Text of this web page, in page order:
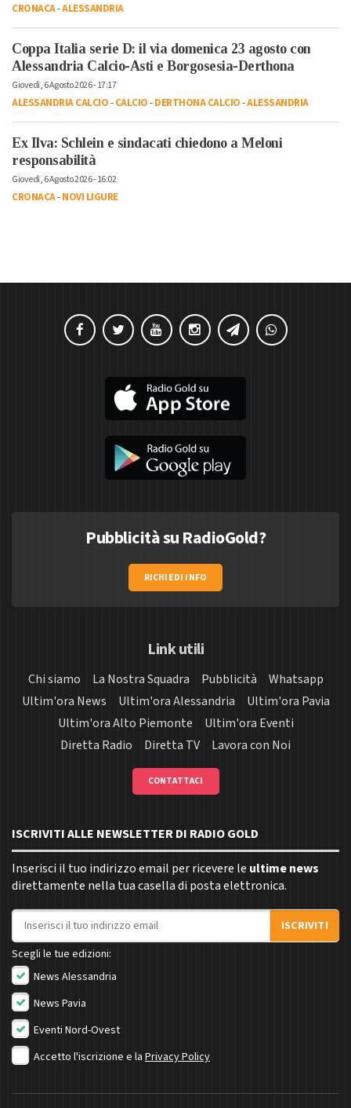
CRONACA-ALESSANDRIA
Coppa Italia serie D: il via domenica 23 agosto con
Alessandria Calcio-Asti e Borgosesia-Derthona
Giovedì, 6 Agosto 2026 - 17:17
ALESSANDRIA CALCIO-CALCIO-DERTHONA CALCIO-ALESSANDRIA
Ex Ilva: Schlein e sindacati chiedono a Meloni
responsabilità
Giovedì, 6 Agosto 2026 - 16:02
CRONACA-NOVI LIGURE
Pubblicità su RadioGold?
RICHIEDI INFO
Link utili
Chi siamo La Nostra Squadra Pubblicità
Whatsapp
Ultim'ora News
Ultim'ora Alessandria
Ultim'ora Pavia
Ultim'ora Alto Piemonte
Ultim'ora Eventi
Diretta Radio
Diretta TV Lavora con Noi
CONTATTACI
ISCRIVITI ALLE NEWSLETTER DI RADIO GOLD
Inserisci il tuo indirizzo email per ricevere le ultime news
direttamente nella tua casella di posta elettronica.
Indirizzo email
ISCRIVITI
Scegli le tue edizioni:
News Alessandria
News Pavia
Eventi Nord-Ovest
Accetto l'iscrizione e la Privacy Policy